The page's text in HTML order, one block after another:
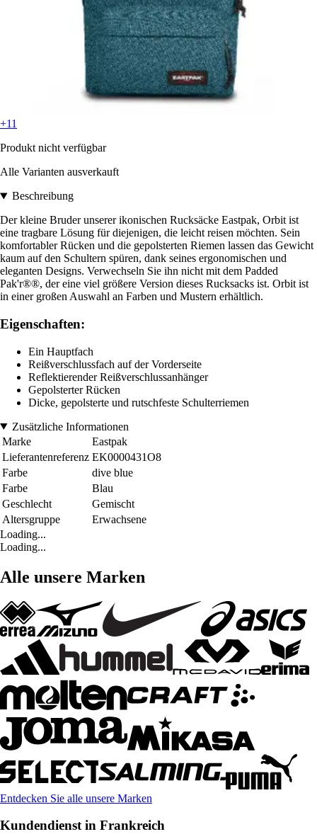
+11
Produkt nicht verfügbar
Alle Varianten ausverkauft
Beschreibung
Der kleine Bruder unserer ikonischen Rucksäcke Eastpak, Orbit ist
eine tragbare Lösung für diejenigen, die leicht reisen möchten. Sein
komfortabler Rücken und die gepolsterten Riemen lassen das Gewicht
kaum auf den Schultern spüren, dank seines ergonomischen und
eleganten Designs. Verwechseln Sie ihn nicht mit dem Padded
Pak'r®®, der eine viel größere Version dieses Rucksacks ist. Orbit ist
in einer großen Auswahl an Farben und Mustern erhältlich.
Eigenschaften:
Ein Hauptfach
Reißverschlussfach auf der Vorderseite
Reflektierender Reißverschlussanhänger
Gepolsterter Rücken
Dicke, gepolsterte und rutschfeste Schulterriemen
Zusätzliche Informationen
Marke
Eastpak
Lieferantenreferenz EK0000431O8
Farbe
dive blue
Farbe
Blau
Geschlecht
Gemischt
Altersgruppe
Erwachsene
Loading...
Loading...
Alle unsere Marken
Entdecken Sie alle unsere Marken
Kundendienst in Frankreich